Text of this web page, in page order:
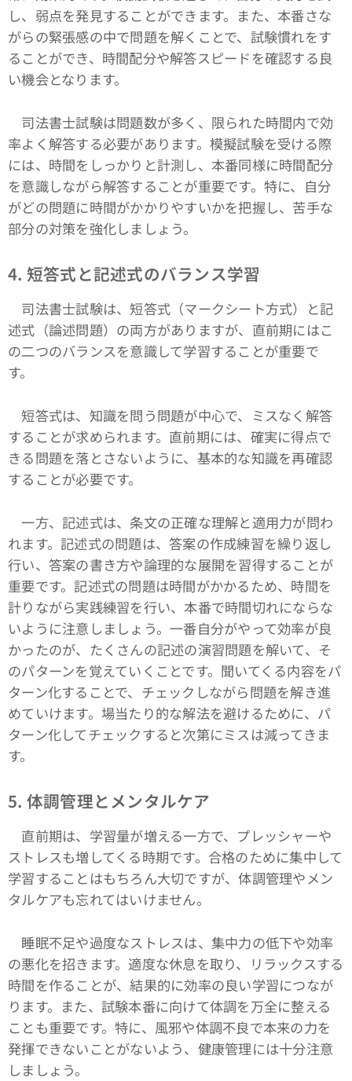
し、弱点を発見することができます。また、本番さな
がらの緊張感の中で問題を解くことで、試験慣れをす
ることができ、時間配分や解答スピードを確認する良
い機会となります。
司法書士試験は問題数が多く、限られた時間内で効
率よく解答する必要があります。模擬試験を受ける際
には、時間をしっかりと計測し、本番同様に時間配分
を意識しながら解答することが重要です。特に、自分
がどの問題に時間がかかりやすいかを把握し、苦手な
部分の対策を強化しましょう。
4. 短答式と記述式のバランス学習
司法書士試験は、短答式（マークシート方式）と記
述式（論述問題）の両方がありますが、直前期にはこ
の二つのバランスを意識して学習することが重要で
す。
短答式は、知識を問う問題が中心で、ミスなく解答
することが求められます。直前期には、確実に得点で
きる問題を落とさないように、基本的な知識を再確認
することが必要です。
一方、記述式は、条文の正確な理解と適用力が問わ
れます。記述式の問題は、答案の作成練習を繰り返し
行い、答案の書き方や論理的な展開を習得することが
重要です。記述式の問題は時間がかかるため、時間を
計りながら実践練習を行い、本番で時間切れにならな
いように注意しましょう。一番自分がやって効率が良
かったのが、たくさんの記述の演習問題を解いて、そ
のパターンを覚えていくことです。聞いてくる内容をパ
ターン化することで、チェックしながら問題を解き進
めていけます。場当たり的な解法を避けるために、パ
ターン化してチェックすると次第にミスは減ってきま
す。
5. 体調管理とメンタルケア
直前期は、学習量が増える一方で、プレッシャーや
ストレスも増してくる時期です。合格のために集中して
学習することはもちろん大切ですが、体調管理やメン
タルケアも忘れてはいけません。
睡眠不足や過度なストレスは、集中力の低下や効率
の悪化を招きます。適度な休息を取り、リラックスする
時間を作ることが、結果的に効率の良い学習につなが
ります。また、試験本番に向けて体調を万全に整える
ことも重要です。特に、風邪や体調不良で本来の力を
発揮できないことがないよう、健康管理には十分注意
しましょう。